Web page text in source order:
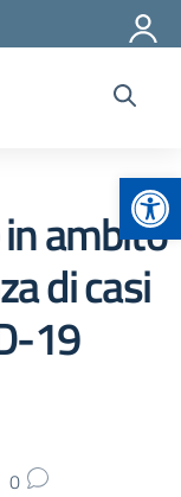
ambito
di casi
19
0